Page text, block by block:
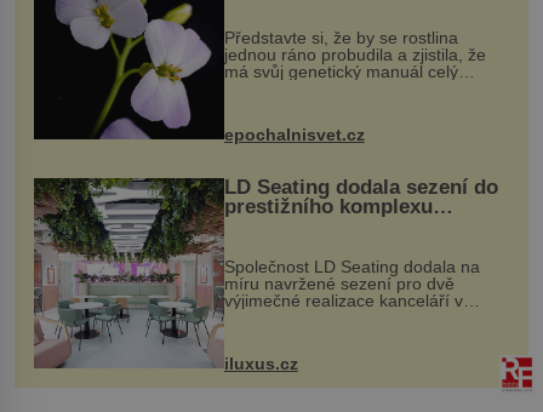
Představte si, že by se rostlina
jednou ráno probudila a zjistila, že
má svůj genetický manuál celý
vstupenka...
epochalnisvet.cz
LD Seating dodala sezení do
prestižního komplexu
MediaCityUK v Salfordu
Společnost LD Seating dodala na
míru navržené sezení pro dvě
výjimečné realizace kanceláří v
areálu MediaCityUK v anglickém
budov Media...
iluxus.cz